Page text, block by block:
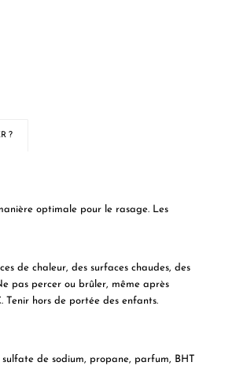
?
optimale pour le rasage. Les
de chaleur, des surfaces chaudes, des
pas percer ou brûler, même après
Tenir hors de portée des enfants.
de sodium, propane, parfum, BHT